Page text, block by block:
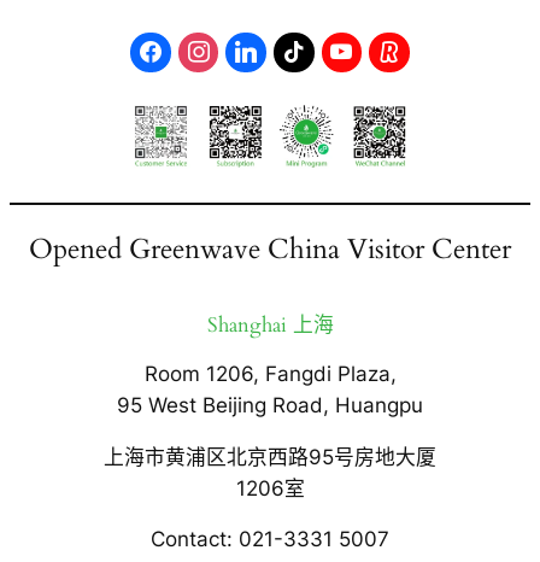
Opened Greenwave China Visitor Center
Shanghai 上海
Room 1206, Fangdi Plaza,
95 West Beijing Road, Huangpu
上海市黄浦区北京西路95号房地大厦
1206室
Contact: 021-3331 5007